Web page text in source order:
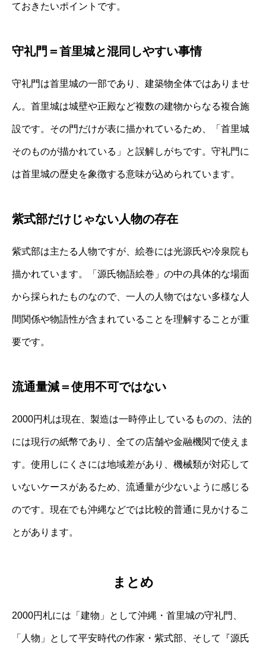
ておきたいポイントです。
守礼門＝首里城と混同しやすい事情
守礼門は首里城の一部であり、建築物全体ではありませ
ん。首里城は城壁や正殿など複数の建物からなる複合施
設です。その門だけが表に描かれているため、「首里城
そのものが描かれている」と誤解しがちです。守礼門に
は首里城の歴史を象徴する意味が込められています。
紫式部だけじゃない人物の存在
紫式部は主たる人物ですが、絵巻には光源氏や冷泉院も
描かれています。「源氏物語絵巻」の中の具体的な場面
から採られたものなので、一人の人物ではない多様な人
間関係や物語性が含まれていることを理解することが重
要です。
流通量減＝使用不可ではない
2000円札は現在、製造は一時停止しているものの、法的
には現行の紙幣であり、全ての店舗や金融機関で使えま
す。使用しにくさには地域差があり、機械類が対応して
いないケースがあるため、流通量が少ないように感じる
のです。現在でも沖縄などでは比較的普通に見かけるこ
とがあります。
まとめ
2000円札には「建物」として沖縄・首里城の守礼門、
「人物」として平安時代の作家・紫式部、そして『源氏